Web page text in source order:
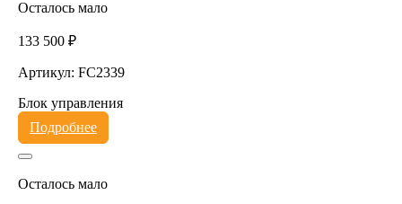
Осталось мало
133 500 ₽
Артикул: FC2339
Блок управления
Подробнее
Осталось мало